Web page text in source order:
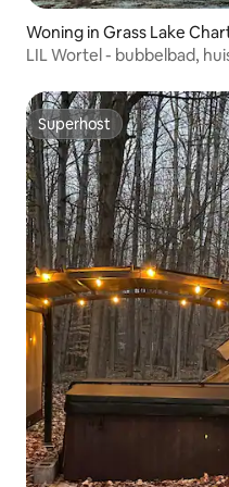
Woning in Grass Lake
LIL Wortel - bubbelbad,
Superhost
Superhost